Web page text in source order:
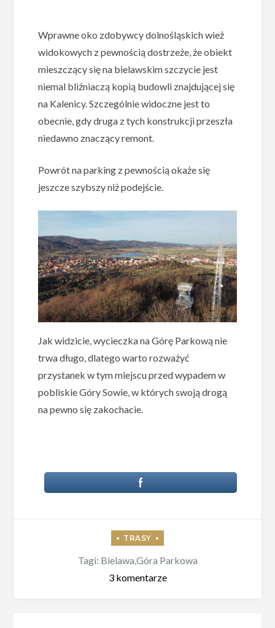
Wprawne oko zdobywcy dolnośląskich wież
widokowych z pewnością dostrzeże, że obiekt
mieszczący się na bielawskim szczycie jest
niemal bliźniaczą kopią budowli znajdującej się
na Kalenicy. Szczególnie widoczne jest to
obecnie, gdy druga z tych konstrukcji przeszła
niedawno znaczący remont.
Powrót na parking z pewnością okaże się
jeszcze szybszy niż podejście.
Jak widzicie, wycieczka na Górę Parkową nie
trwa długo, dlatego warto rozważyć
przystanek w tym miejscu przed wypadem w
pobliskie Góry Sowie, w których swoją drogą
na pewno się zakochacie.
Tagi: Bielawa Góra Parkowa
3 komentarzedo